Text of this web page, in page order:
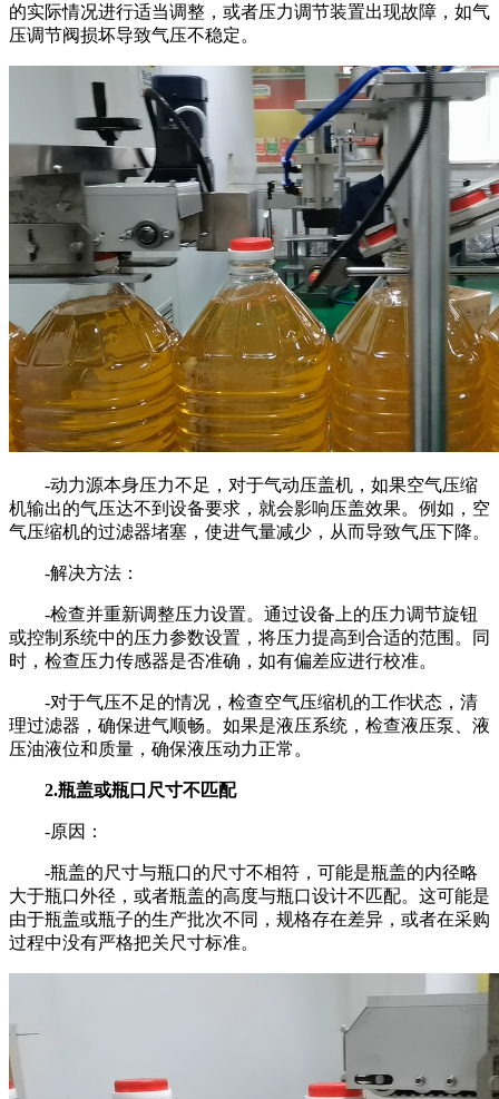
的实际情况进行适当调整，或者压力调节装置出现故障，如气
压调节阀损坏导致气压不稳定。
-动力源本身压力不足，对于气动压盖机，如果空气压缩
机输出的气压达不到设备要求，就会影响压盖效果。例如，空
气压缩机的过滤器堵塞，使进气量减少，从而导致气压下降。
-解决方法：
-检查并重新调整压力设置。通过设备上的压力调节旋钮
或控制系统中的压力参数设置，将压力提高到合适的范围。同
时，检查压力传感器是否准确，如有偏差应进行校准。
-对于气压不足的情况，检查空气压缩机的工作状态，清
理过滤器，确保进气顺畅。如果是液压系统，检查液压泵、液
压油液位和质量，确保液压动力正常。
2.瓶盖或瓶口尺寸不匹配
-原因：
-瓶盖的尺寸与瓶口的尺寸不相符，可能是瓶盖的内径略
大于瓶口外径，或者瓶盖的高度与瓶口设计不匹配。这可能是
由于瓶盖或瓶子的生产批次不同，规格存在差异，或者在采购
过程中没有严格把关尺寸标准。